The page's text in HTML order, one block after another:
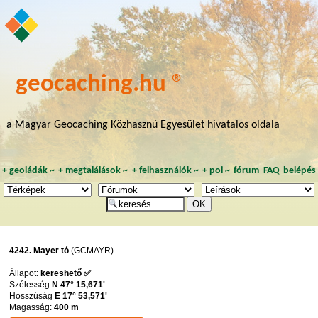
geocaching.hu ®
a Magyar Geocaching Közhasznú Egyesület hivatalos oldala
+ geoládák~ +megtalálások ~ + felhasználók~ + poi~ fórum FAQ belépés
4242. Mayer tó (GCMAYR)
Állapot:kereshető ✅
SzélességN 47° 15,671'
HosszúságE 17° 53,571'
Magasság:400 m